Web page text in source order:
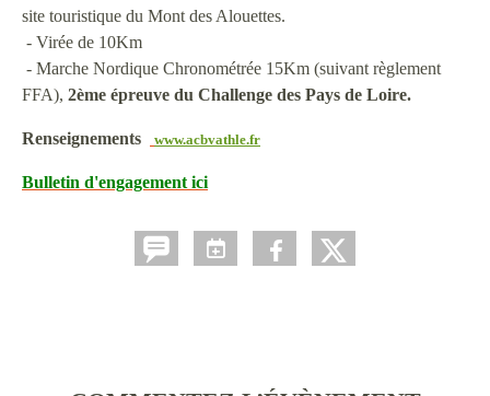
site touristique du Mont des Alouettes.
- Virée de 10Km
- Marche Nordique Chronométrée 15Km (suivant règlement
FFA), 2ème épreuve du Challenge des Pays de Loire.
Renseignements www.acbvathle.fr
Bulletin d'engagement ici